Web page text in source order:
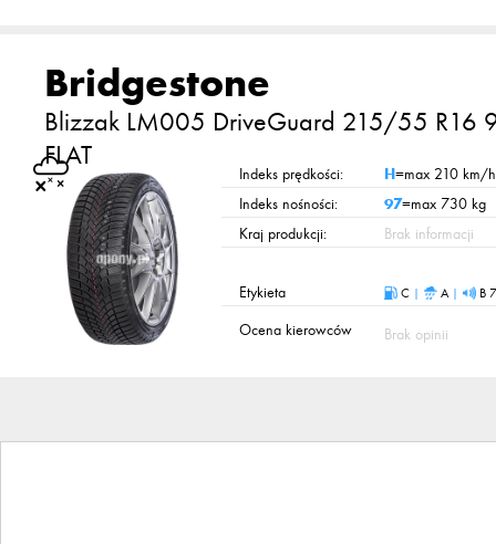
Bridgestone
Blizzak LM005 DriveGuard 215/55 R16
FLAT
Indeks prędkości: H=max 210 km/h
Indeks nośności:
97=max 730 kg
Kraj produkcji:
Brak informacji
Etykieta C | A | B
Ocena kierowców Brak opinii